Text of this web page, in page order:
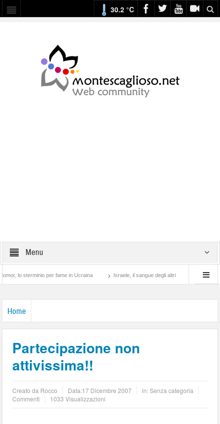
30.2 °C
Menu
per fame in Ucraina Israele, il sangue degli altri Lotta di classe…
Home
Partecipazione non
attivissima!!
Creato da Rocco Data:17 Dicembre 2007
in: Senza categoria
Commenti
1033 Visualizzazioni